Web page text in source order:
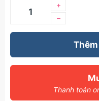
–
+
Thanh toán